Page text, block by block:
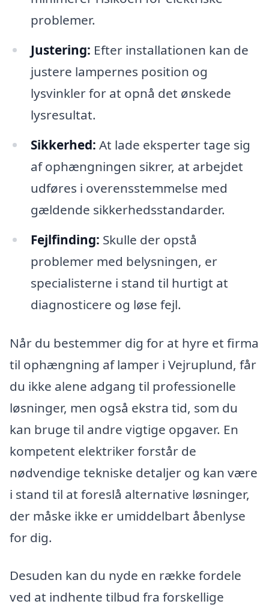
problemer.
Justering: Efter installationen kan de
justere lampernes position og
lysvinkler for at opnå det ønskede
lysresultat.
Sikkerhed: At lade eksperter tage sig
af ophængningen sikrer, at arbejdet
udføres i overensstemmelse med
gældende sikkerhedsstandarder.
Fejlfinding: Skulle der opstå
problemer med belysningen, er
specialisterne i stand til hurtigt at
diagnosticere og løse fejl.
Når du bestemmer dig for at hyre et firma
til ophængning af lamper i Vejruplund, får
du ikke alene adgang til professionelle
løsninger, men også ekstra tid, som du
kan bruge til andre vigtige opgaver. En
kompetent elektriker forstår de
nødvendige tekniske detaljer og kan være
i stand til at foreslå alternative løsninger,
der måske ikke er umiddelbart åbenlyse
for dig.
Desuden kan du nyde en række fordele
ved at indhente tilbud fra forskellige